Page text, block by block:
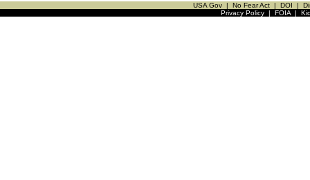
USA Gov | No Fear Act | DOI |
Privacy Policy| FOIA|